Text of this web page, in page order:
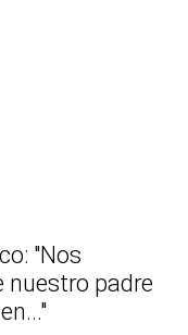
"Nos
nuestro padre